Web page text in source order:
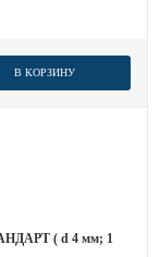
В КОРЗИНУ
( d 4 мм; 1